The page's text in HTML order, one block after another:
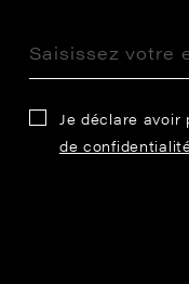
Je déclare avoir
de